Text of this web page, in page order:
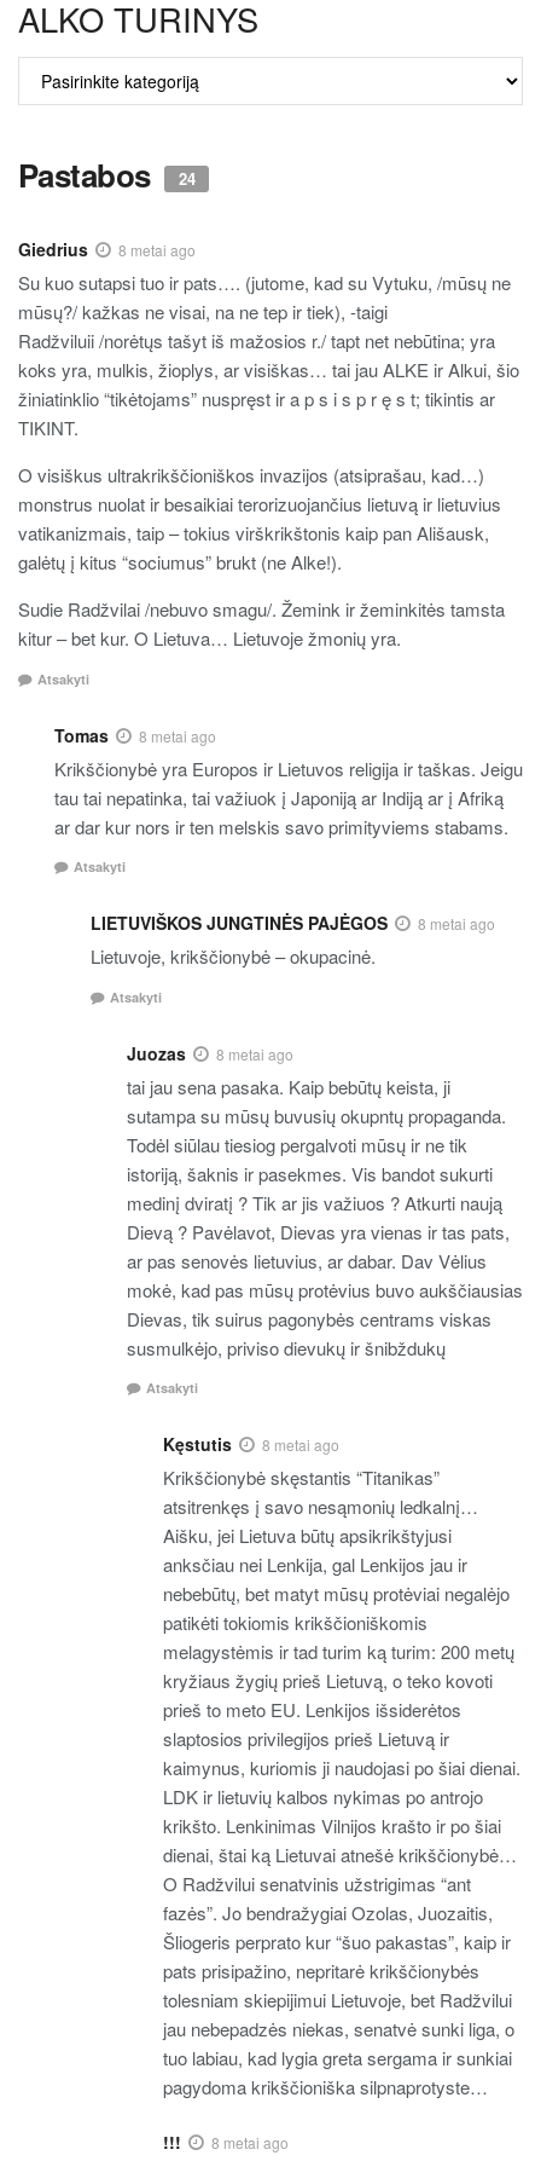
ALKO TURINYS
ALKO
TURINYS
Pastabos 24
Giedrius 8 metai ago
Su kuo sutapsi tuo ir pats…. (jutome, kad su Vytuku, /mūsų ne
mūsų?/ kažkas ne visai, na ne tep ir tiek), -taigi
Radžviluii /norėtųs tašyt iš mažosios r./ tapt net nebūtina; yra
koks yra, mulkis, žioplys, ar visiškas… tai jau ALKE ir Alkui, šio
žiniatinklio “tikėtojams” nuspręst ir a p s i s p r ę s t; tikintis ar
TIKINT.
O visiškus ultrakrikščioniškos invazijos (atsiprašau, kad…)
monstrus nuolat ir besaikiai terorizuojančius lietuvą ir lietuvius
vatikanizmais, taip – tokius virškrikštonis kaip pan Ališausk,
galėtų į kitus “sociumus” brukt (ne Alke!).
Sudie Radžvilai /nebuvo smagu/. Žemink ir žeminkitės tamsta
kitur – bet kur. O Lietuva… Lietuvoje žmonių yra.
Atsakyti
Tomas 8 metai ago
Krikščionybė yra Europos ir Lietuvos religija ir taškas. Jeigu
tau tai nepatinka, tai važiuok į Japoniją ar Indiją ar į Afriką
ar dar kur nors ir ten melskis savo primityviems stabams.
Atsakyti
LIETUVIŠKOS JUNGTINĖS PAJĖGOS 8 metai ago
Lietuvoje, krikščionybė – okupacinė.
Atsakyti
Juozas 8 metai ago
tai jau sena pasaka. Kaip bebūtų keista, ji
sutampa su mūsų buvusių okupntų propaganda.
Todėl siūlau tiesiog pergalvoti mūsų ir ne tik
istoriją, šaknis ir pasekmes. Vis bandot sukurti
medinį dviratį ? Tik ar jis važiuos ? Atkurti naują
Dievą ? Pavėlavot, Dievas yra vienas ir tas pats,
ar pas senovės lietuvius, ar dabar. Dav Vėlius
mokė, kad pas mūsų protėvius buvo aukščiausias
Dievas, tik suirus pagonybės centrams viskas
susmulkėjo, priviso dievukų ir šnibždukų
Atsakyti
Kęstutis 8 metai ago
Krikščionybė skęstantis “Titanikas”
atsitrenkęs į savo nesąmonių ledkalnį…
Aišku, jei Lietuva būtų apsikrikštyjusi
anksčiau nei Lenkija, gal Lenkijos jau ir
nebebūtų, bet matyt mūsų protėviai negalėjo
patikėti tokiomis krikščioniškomis
melagystėmis ir tad turim ką turim: 200 metų
kryžiaus žygių prieš Lietuvą, o teko kovoti
prieš to meto EU. Lenkijos išsiderėtos
slaptosios privilegijos prieš Lietuvą ir
kaimynus, kuriomis ji naudojasi po šiai dienai.
LDK ir lietuvių kalbos nykimas po antrojo
krikšto. Lenkinimas Vilnijos krašto ir po šiai
dienai, štai ką Lietuvai atnešė krikščionybė…
O Radžvilui senatvinis užstrigimas “ant
fazės”. Jo bendražygiai Ozolas, Juozaitis,
Šliogeris perprato kur “šuo pakastas”, kaip ir
pats prisipažino, nepritarė krikščionybės
tolesniam skiepijimui Lietuvoje, bet Radžvilui
jau nebepadzės niekas, senatvė sunki liga, o
tuo labiau, kad lygia greta sergama ir sunkiai
pagydoma krikščioniška silpnaprotyste…
!!! 8 metai ago